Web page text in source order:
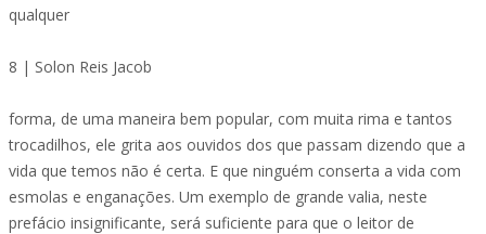
qualquer
8 | Solon Reis Jacob
forma, de uma maneira bem popular, com muita rima e tantos
trocadilhos, ele grita aos ouvidos dos que passam dizendo que a
vida que temos não é certa. E que ninguém conserta a vida com
esmolas e enganações. Um exemplo de grande valia, neste
prefácio insignificante, será suficiente para que o leitor de